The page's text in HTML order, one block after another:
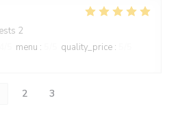
2
menu : quality_price :
2 3